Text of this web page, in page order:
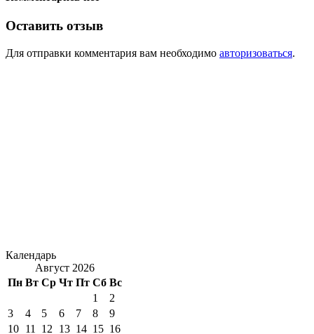
Оставить отзыв
Для отправки комментария вам необходимо авторизоваться.
Календарь
Август 2026
Пн Вт Ср Чт Пт Сб Вс
1
2
3
4 5 6 7 8
9
10 11 12 13 14 15 16